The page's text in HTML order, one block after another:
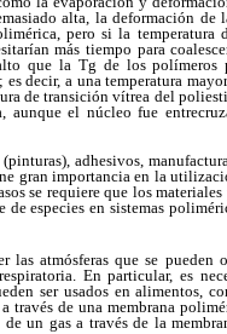
alta, la deformación de
pero si la temperatura
más tiempo para
que la Tg de los polímeros
decir, a una temperatura
de transición vítrea del
aunque el núcleo fue
adhesivos,
gran importancia en la
se requiere que los
especies en sistemas
las atmósferas que se pueden
En particular, es
ser usados en alimentos,
través de una membrana
un gas a través de la